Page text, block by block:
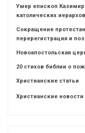
Умер епископ
католических
Сокращение
перерегистрация и
Новоапостольская
20 стихов библии о
Христианские статьи
Христианские новости